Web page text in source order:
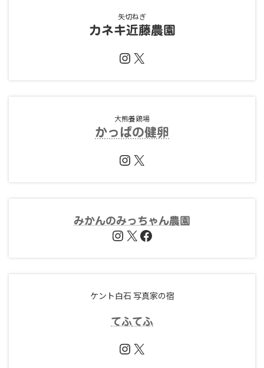
矢切ねぎ
カネキ近藤農園
Instagram
X
大熊養鶏場
かっぱの健卵
Instagram
X
みかんのみっちゃん農園
Instagram
X Facebook
ケント白石 写真家の宿
てふてふ
Instagram
X